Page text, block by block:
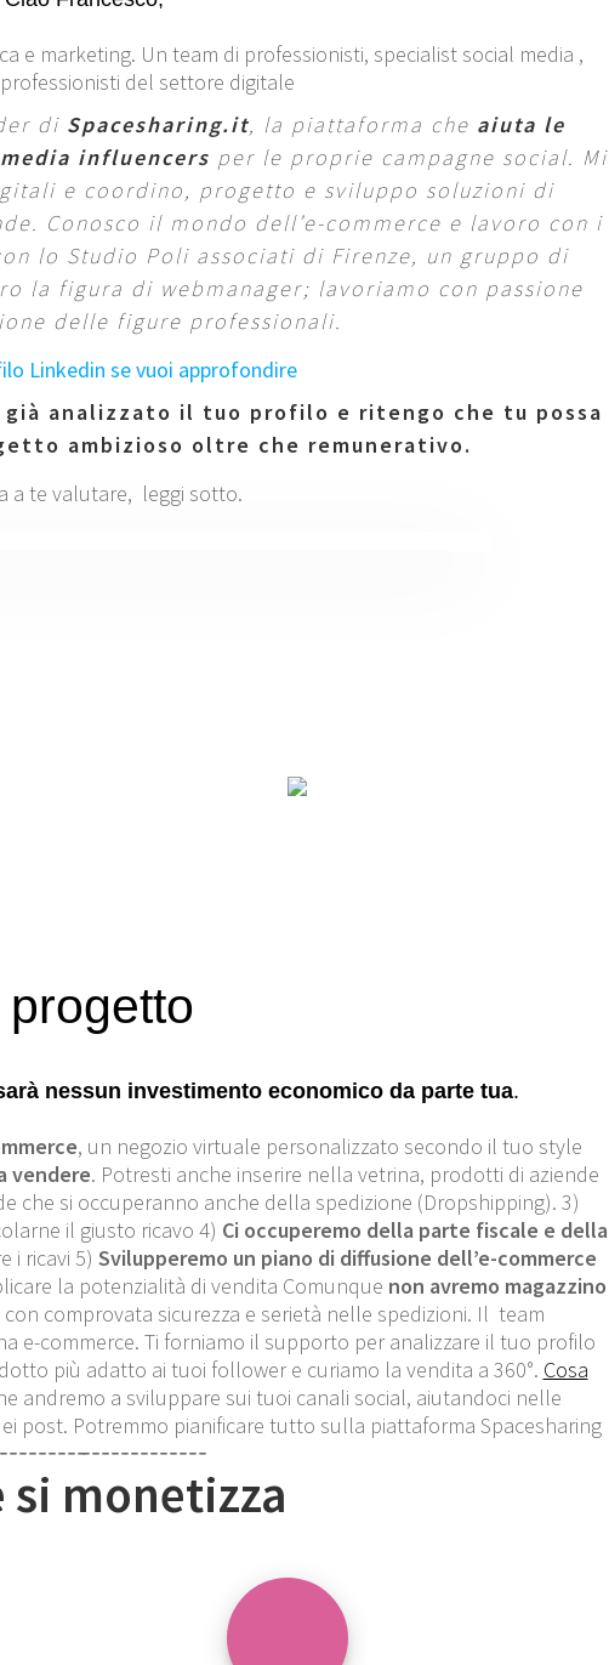
e marketing. Un team di professionisti, specialist social media ,
del settore digitale
di Spacesharing.it, la piattaforma che aiuta le
influencers per le proprie campagne social. Mi
e coordino, progetto e sviluppo soluzioni di
Conosco il mondo dell’e-commerce e lavoro con i
lo Studio Poli associati di Firenze, un gruppo di
la figura di webmanager; lavoriamo con passione
delle figure professionali.
Linkedin se vuoi approfondire
analizzato il tuo profilo e ritengo che tu possa
ambizioso oltre che remunerativo.
a te valutare, leggi sotto.
progetto
nessun investimento economico da parte tua.
, un negozio virtuale personalizzato secondo il tuo style
vendere. Potresti anche inserire nella vetrina, prodotti di aziende
che si occuperanno anche della spedizione (Dropshipping). 3)
il giusto ricavo 4) Ci occuperemo della parte fiscale e della
i ricavi 5) Svilupperemo un piano di diffusione dell’e-commerce
la potenzialità di vendita Comunque non avremo magazzino
con comprovata sicurezza e serietà nelle spedizioni. Il team
e-commerce. Ti forniamo il supporto per analizzare il tuo profilo
più adatto ai tuoi follower e curiamo la vendita a 360°. Cosa
andremo a sviluppare sui tuoi canali social, aiutandoci nelle
post. Potremmo pianificare tutto sulla piattaforma Spacesharing
si monetizza